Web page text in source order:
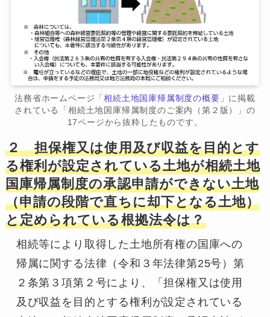
法務省ホームページ「相続土地国庫帰属制度の概要 」に掲載
されている「相続土地国庫帰属制度のご案内（第２版）」の
17ページから抜粋したものです。
２ 担保権又は使用及び収益を目的とす
る権利が設定されている土地が相続土地
国庫帰属制度の承認申請ができない土地
（申請の段階で直ちに却下となる土地）
と定められている根拠法令は？
相続等により取得した土地所有権の国庫への
帰属に関する法律（令和３年法律第25号）第
２条第３項第２号により、「担保権又は使用
及び収益を目的とする権利が設定されている